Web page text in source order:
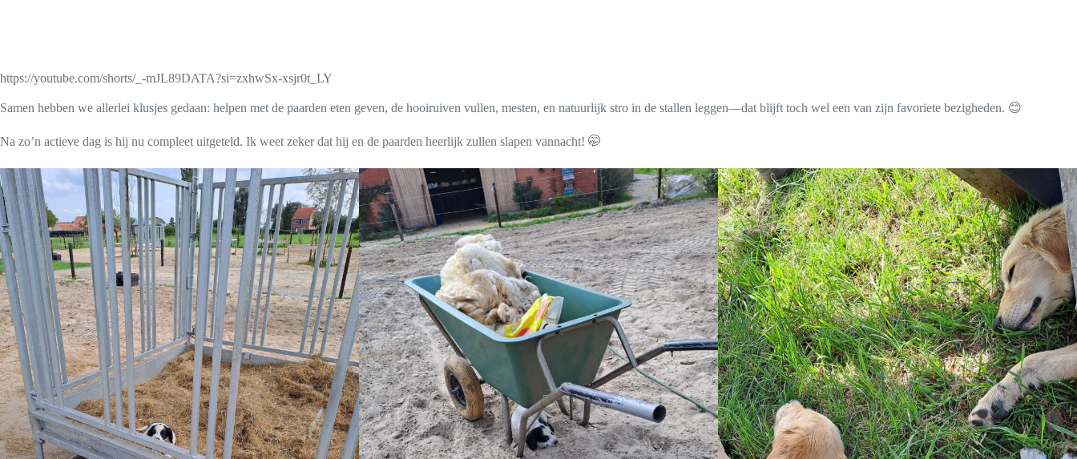
https://youtube.com/shorts/_-mJL89DATA?si=zxhwSx-xsjr0t_LY
Samen hebben we allerlei klusjes gedaan: helpen met de paarden eten geven, de hooiruiven vullen, mesten, en natuurlijk stro in de stallen leggen—dat blijft toch wel een van zijn favoriete bezigheden. 😊
Na zo’n actieve dag is hij nu compleet uitgeteld. Ik weet zeker dat hij en de paarden heerlijk zullen slapen vannacht! 🤭